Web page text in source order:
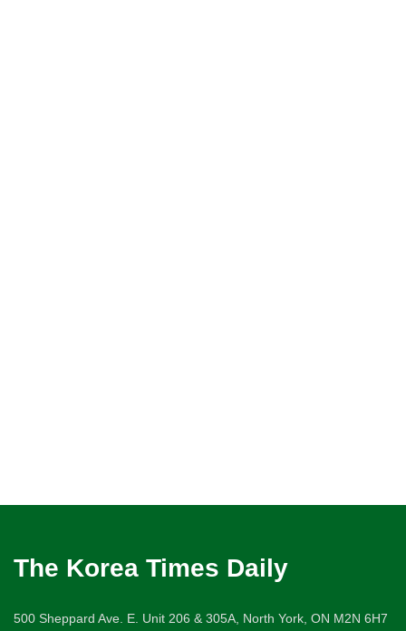
The Korea Times Daily
500 Sheppard Ave. E. Unit 206 & 305A, North York, ON M2N 6H7